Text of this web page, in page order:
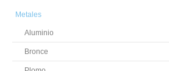
Metales
Aluminio
Bronce